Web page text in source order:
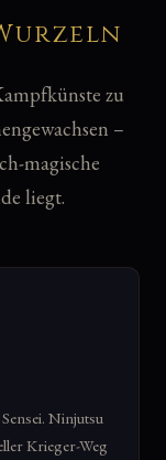
zu
–
magische
liegt.
Ninjutsu
Krieger-Weg